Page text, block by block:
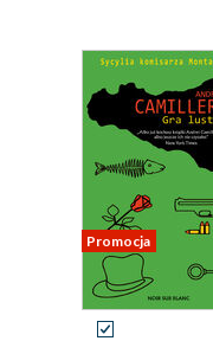
Promocja